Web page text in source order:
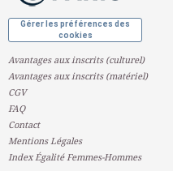
Gérer les préférences des
cookies
Avantages aux inscrits (culturel)
Avantages aux inscrits (matériel)
CGV
FAQ
Contact
Mentions Légales
Index Égalité Femmes-Hommes